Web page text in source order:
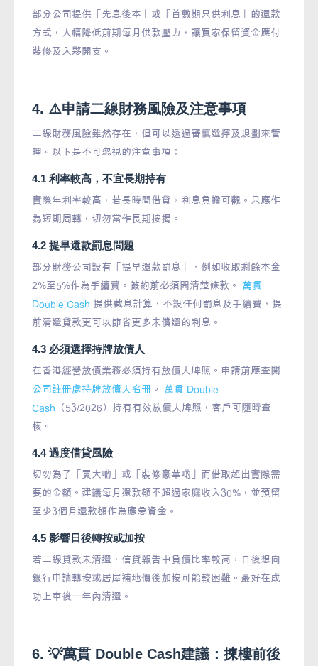
部分公司提供「先息後本」或「首數期只供利息」的還款
方式，大幅降低前期每月供款壓力，讓買家保留資金應付
裝修及入夥開支。
4. ⚠️申請二線財務風險及注意事項
二線財務風險雖然存在，但可以透過審慎選擇及規劃來管
理。以下是不可忽視的注意事項：
4.1 利率較高，不宜長期持有
實際年利率較高，若長時間借貸，利息負擔可觀。只應作
為短期周轉，切勿當作長期按揭。
4.2 提早還款罰息問題
部分財務公司設有「提早還款罰息」，例如收取剩餘本金
2%至5%作為手續費。簽約前必須問清楚條款。 萬貫
Double Cash 提供截息計算，不設任何罰息及手續費，提
前清還貸款更可以節省更多未償還的利息。
4.3 必須選擇持牌放債人
在香港經營放債業務必須持有放債人牌照。申請前應查閱
公司註冊處持牌放債人名冊 。 萬貫 Double
Cash （53/2026）持有有效放債人牌照，客戶可隨時查
核。
4.4 過度借貸風險
切勿為了「買大啲」或「裝修豪華啲」而借取超出實際需
要的金額。建議每月還款額不超過家庭收入30%，並預留
至少3個月還款額作為應急資金。
4.5 影響日後轉按或加按
若二線貸款未清還，信貸報告中負債比率較高，日後想向
銀行申請轉按或居屋補地價後加按可能較困難。最好在成
功上車後一年內清還。
6. 💡萬貫 Double Cash建議：揀樓前後